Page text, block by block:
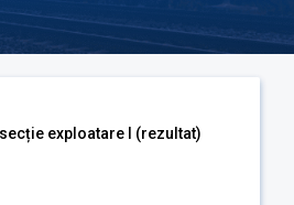
exploatare I (rezultat)